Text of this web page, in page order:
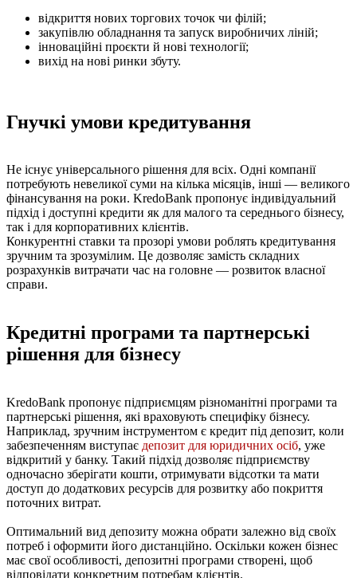
відкриття нових торгових точок чи філій;
закупівлю обладнання та запуск виробничих ліній;
інноваційні проєкти й нові технології;
вихід на нові ринки збуту.
Гнучкі умови кредитування
Не існує універсального рішення для всіх. Одні компанії
потребують невеликої суми на кілька місяців, інші — великого
фінансування на роки. KredoBank пропонує індивідуальний
підхід і доступні кредити як для малого та середнього бізнесу,
так і для корпоративних клієнтів.
Конкурентні ставки та прозорі умови роблять кредитування
зручним та зрозумілим. Це дозволяє замість складних
розрахунків витрачати час на головне — розвиток власної
справи.
Кредитні програми та партнерські
рішення для бізнесу
KredoBank пропонує підприємцям різноманітні програми та
партнерські рішення, які враховують специфіку бізнесу.
Наприклад, зручним інструментом є кредит під депозит, коли
забезпеченням виступає депозит для юридичних осіб, уже
відкритий у банку. Такий підхід дозволяє підприємству
одночасно зберігати кошти, отримувати відсотки та мати
доступ до додаткових ресурсів для розвитку або покриття
поточних витрат.
Оптимальний вид депозиту можна обрати залежно від своїх
потреб і оформити його дистанційно. Оскільки кожен бізнес
має свої особливості, депозитні програми створені, щоб
відповідати конкретним потребам клієнтів.